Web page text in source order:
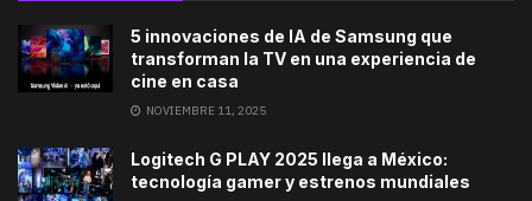
5 innovaciones de IA de Samsung que
transforman la TV en una experiencia de
cine en casa
NOVIEMBRE 11, 2025
Logitech G PLAY 2025 llega a México:
tecnología gamer y estrenos mundiales